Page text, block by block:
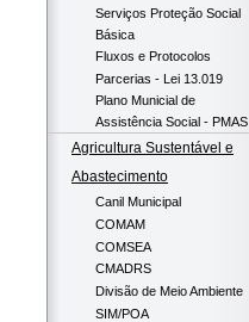
Serviços Proteção Social
Básica
Fluxos e Protocolos
Parcerias - Lei 13.019
Plano Municial de
Assistência Social - PMAS
Agricultura Sustentável e
Abastecimento
Canil Municipal
COMAM
COMSEA
CMADRS
Divisão de Meio Ambiente
SIM/POA